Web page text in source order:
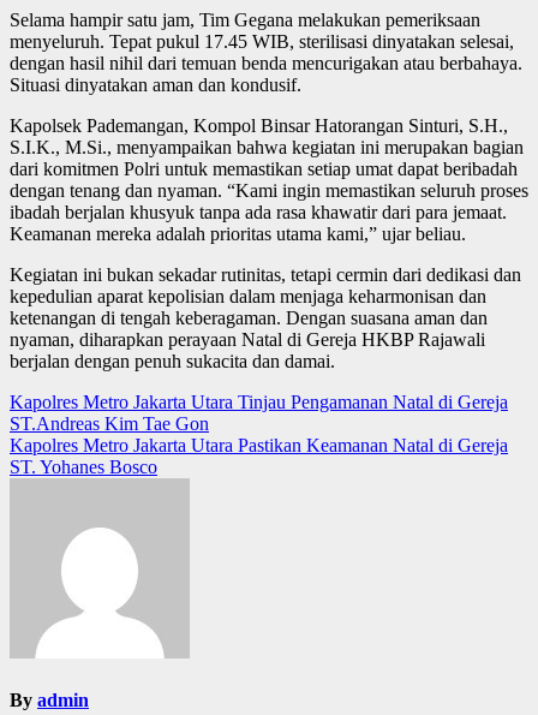
Selama hampir satu jam, Tim Gegana melakukan pemeriksaan
menyeluruh. Tepat pukul 17.45 WIB, sterilisasi dinyatakan selesai,
dengan hasil nihil dari temuan benda mencurigakan atau berbahaya.
Situasi dinyatakan aman dan kondusif.
Kapolsek Pademangan, Kompol Binsar Hatorangan Sinturi, S.H.,
S.I.K., M.Si., menyampaikan bahwa kegiatan ini merupakan bagian
dari komitmen Polri untuk memastikan setiap umat dapat beribadah
dengan tenang dan nyaman. “Kami ingin memastikan seluruh proses
ibadah berjalan khusyuk tanpa ada rasa khawatir dari para jemaat.
Keamanan mereka adalah prioritas utama kami,” ujar beliau.
Kegiatan ini bukan sekadar rutinitas, tetapi cermin dari dedikasi dan
kepedulian aparat kepolisian dalam menjaga keharmonisan dan
ketenangan di tengah keberagaman. Dengan suasana aman dan
nyaman, diharapkan perayaan Natal di Gereja HKBP Rajawali
berjalan dengan penuh sukacita dan damai.
Post
navigation
Kapolres Metro Jakarta Utara Tinjau Pengamanan Natal di Gereja
ST.Andreas Kim Tae Gon
Kapolres Metro Jakarta Utara Pastikan Keamanan Natal di Gereja
ST. Yohanes Bosco
By admin